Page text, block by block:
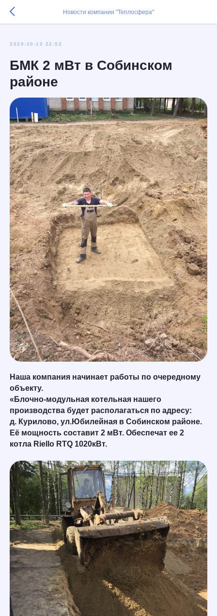
Новости компании "Теплосфера"
2020-10-10 22:52
БМК 2 мВт в Собинском
районе
Наша компания начинает работы по очередному
объекту.
«Блочно-модульная котельная нашего
производства будет располагаться по адресу:
д. Курилово, ул.Юбилейная в Собинском районе.
Её мощность составит 2 мВт. Обеспечат ее 2
котла Riello RTQ 1020кВт.